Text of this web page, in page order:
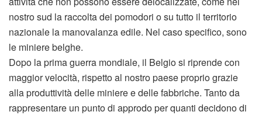
nostro sud la raccolta dei pomodori o su tutto il territorio
nazionale la manovalanza edile. Nel caso specifico, sono
le miniere belghe.
Dopo la prima guerra mondiale, il Belgio si riprende con
maggior velocità, rispetto al nostro paese proprio grazie
alla produttività delle miniere e delle fabbriche. Tanto da
rappresentare un punto di approdo per quanti decidono di